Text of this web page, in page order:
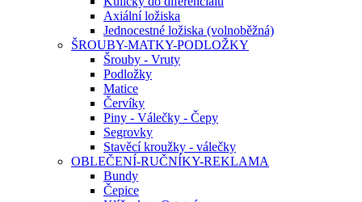
Axiální ložiska
Jednocestné ložiska (volnoběžná)
ŠROUBY-MATKY-PODLOŽKY
Šrouby - Vruty
Podložky
Matice
Červíky
Piny - Válečky - Čepy
Segrovky
Stavěcí kroužky - válečky
OBLEČENÍ-RUČNÍKY-REKLAMA
Bundy
Čepice